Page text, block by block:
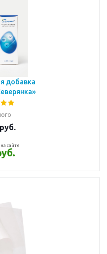
добавка
руб.
сайте